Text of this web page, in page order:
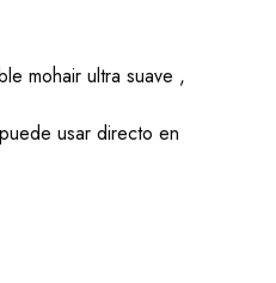
mohair ultra suave ,
usar directo en